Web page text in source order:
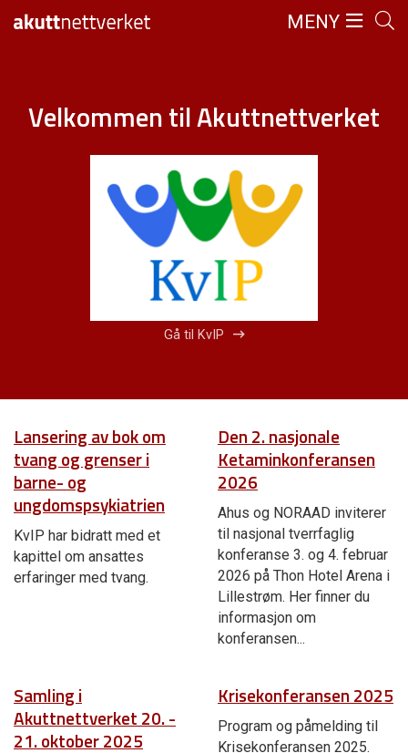
MENY
Velkommen til Akuttnettverket
Gå til KvIP
Lansering av bok om
tvang og grenser i
barne- og
ungdomspsykiatrien
KvIP har bidratt med et
kapittel om ansattes
erfaringer med tvang.
Den 2. nasjonale
Ketaminkonferansen
2026
Ahus og NORAAD inviterer
til nasjonal tverrfaglig
konferanse 3. og 4. februar
2026 på Thon Hotel Arena i
Lillestrøm. Her finner du
informasjon om
konferansen...
Samling i
Akuttnettverket 20. -
21. oktober 2025
Krisekonferansen 2025
Program og påmelding til
Krisekonferansen 2025.